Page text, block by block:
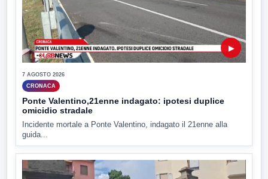
▶
7 AGOSTO 2026
CRONACA
Ponte Valentino,21enne indagato: ipotesi duplice
omicidio stradale
Incidente mortale a Ponte Valentino, indagato il 21enne alla
guida...